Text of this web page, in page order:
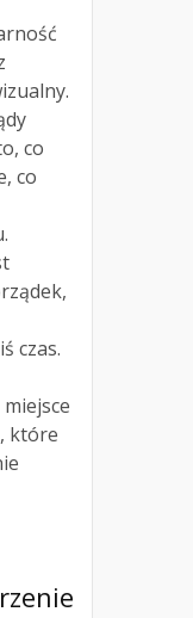
co
co
czas.
które